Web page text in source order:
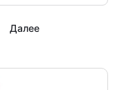
Далее